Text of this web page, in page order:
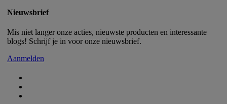
Nieuwsbrief
Mis niet langer onze acties, nieuwste producten en interessante
blogs! Schrijf je in voor onze nieuwsbrief.
Aanmelden